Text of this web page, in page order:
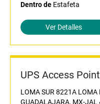
Dentro de Estafeta
Ver Detalles
UPS Access Point
LOMA SUR 8221A LOMA
GUADALAJARA, MX-JAL